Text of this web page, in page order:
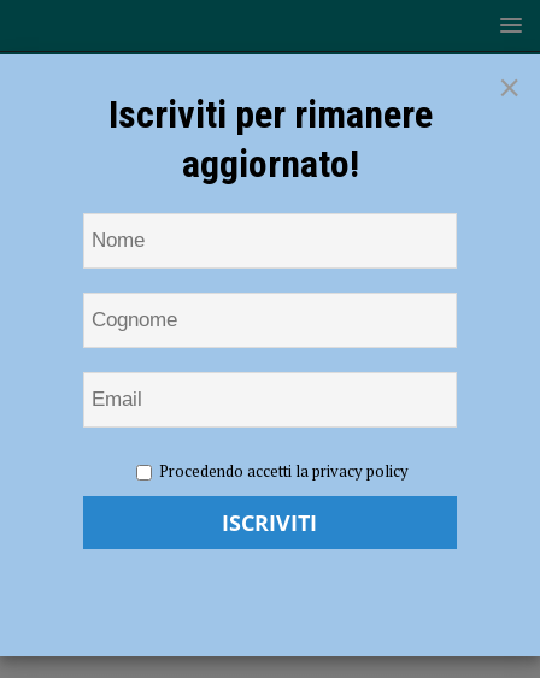
prenotazioni anche per chi ha completato il ciclo vaccinale da almeno
quattro mesi
Terza dose, via alle prenotazioni anche
×
Iscriviti per rimanere
aggiornato!
Procedendo accetti la privacy policy